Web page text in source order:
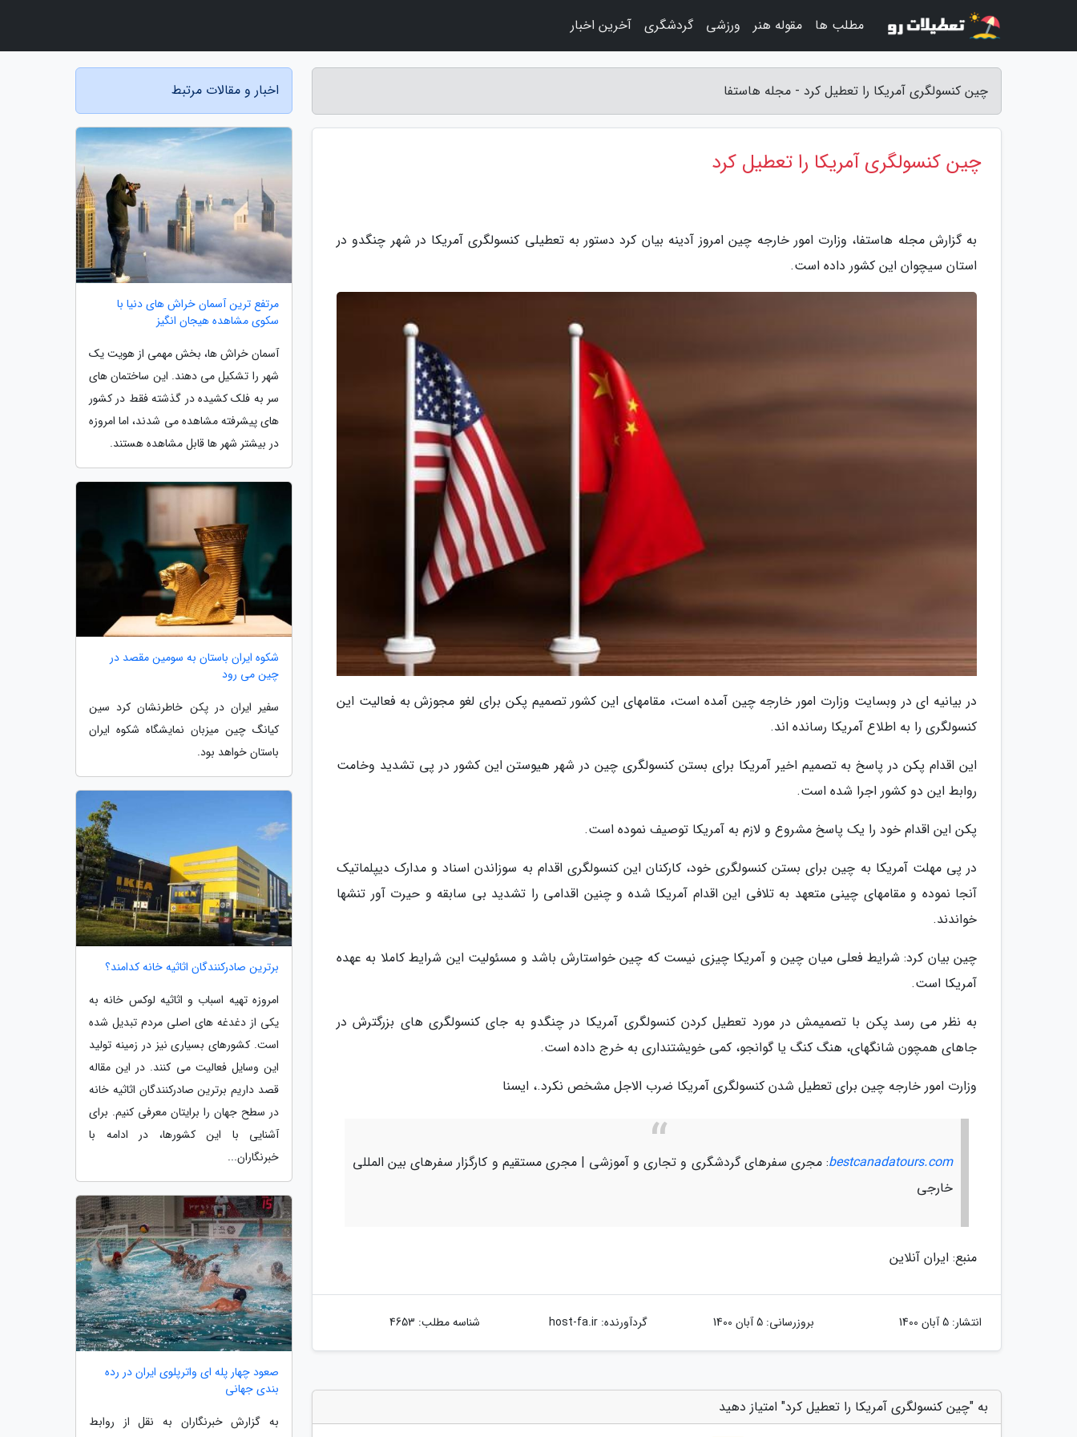
چین کنسولگری آمریکا را تعطیل کرد - مجله هاستفا
چین کنسولگری آمریکا را تعطیل کرد
به گزارش مجله هاستفا، وزارت امور خارجه چین امروز آدینه بیان کرد دستور به تعطیلی کنسولگری آمریکا در شهر چنگدو در
استان سیچوان این کشور داده است.
در بیانیه ای در وبسایت وزارت امور خارجه چین آمده است، مقامهای این کشور تصمیم پکن برای لغو مجوزش به فعالیت این
کنسولگری را به اطلاع آمریکا رسانده اند.
این اقدام پکن در پاسخ به تصمیم اخیر آمریکا برای بستن کنسولگری چین در شهر هیوستن این کشور در پی تشدید وخامت
روابط این دو کشور اجرا شده است.
پکن این اقدام خود را یک پاسخ مشروع و لازم به آمریکا توصیف نموده است.
در پی مهلت آمریکا به چین برای بستن کنسولگری خود، کارکنان این کنسولگری اقدام به سوزاندن اسناد و مدارک دیپلماتیک
آنجا نموده و مقامهای چینی متعهد به تلافی این اقدام آمریکا شده و چنین اقدامی را تشدید بی سابقه و حیرت آور تنشها
خواندند.
چین بیان کرد: شرایط فعلی میان چین و آمریکا چیزی نیست که چین خواستارش باشد و مسئولیت این شرایط کاملا به عهده
آمریکا است.
به نظر می رسد پکن با تصمیمش در مورد تعطیل کردن کنسولگری آمریکا در چنگدو به جای کنسولگری های بزرگترش در
جاهای همچون شانگهای، هنگ کنگ یا گوانجو، کمی خویشتنداری به خرج داده است.
وزارت امور خارجه چین برای تعطیل شدن کنسولگری آمریکا ضرب الاجل مشخص نکرد.، ایسنا
bestcanadatours.com: مجری سفرهای گردشگری و تجاری و آموزشی | مجری مستقیم و کارگزار سفرهای بین المللی
خارجی
منبع: ایران آنلاین
انتشار: 5 آبان 1400 بروزرسانی: 5 آبان 1400 گردآورنده:host-fa.ir شناسه مطلب: 4653
به "چین کنسولگری آمریکا را تعطیل کرد" امتیاز دهید
اخبار و مقالات مرتبط
مرتفع ترین آسمان خراش های دنیا با
سکوی مشاهده هیجان انگیز
آسمان خراش ها، بخش مهمی از هویت یک
شهر را تشکیل می دهند. این ساختمان های
سر به فلک کشیده در گذشته فقط در کشور
های پیشرفته مشاهده می شدند، اما امروزه
در بیشتر شهر ها قابل مشاهده هستند.
شکوه ایران باستان به سومین مقصد در
چین می رود
سفیر ایران در پکن خاطرنشان کرد سین
کیانگ چین میزبان نمایشگاه شکوه ایران
باستان خواهد بود.
برترین صادرکنندگان اثاثیه خانه کدامند؟
امروزه تهیه اسباب و اثاثیه لوکس خانه به
یکی از دغدغه های اصلی مردم تبدیل شده
است. کشورهای بسیاری نیز در زمینه تولید
این وسایل فعالیت می کنند. در این مقاله
قصد داریم برترین صادرکنندگان اثاثیه خانه
در سطح جهان را برایتان معرفی کنیم. برای
آشنایی با این کشورها، در ادامه با
خبرنگاران...
صعود چهار پله ای واترپلوی ایران در رده
بندی جهانی
به گزارش خبرنگاران به نقل از روابط
مطلب ها مقوله هنر ورزشی گردشگری آخرین اخبار